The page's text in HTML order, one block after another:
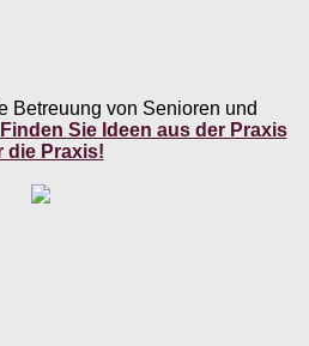
Betreuung von Senioren und
Finden Sie Ideen aus der Praxis
die Praxis!